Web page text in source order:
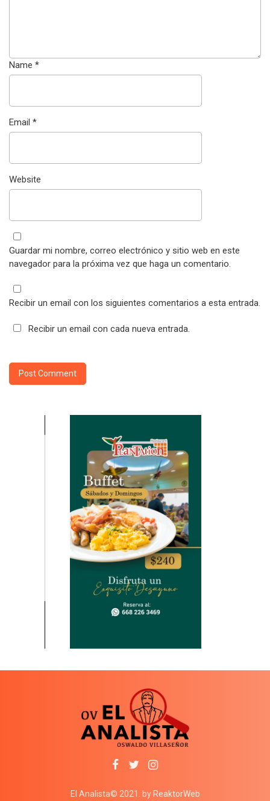
Name *
Email *
Website
Guardar mi nombre, correo electrónico y sitio web en este
navegador para la próxima vez que haga un comentario.
Recibir un email con los siguientes comentarios a esta entrada.
Recibir un email con cada nueva entrada.
El Analista© 2021. by ReaktorWeb